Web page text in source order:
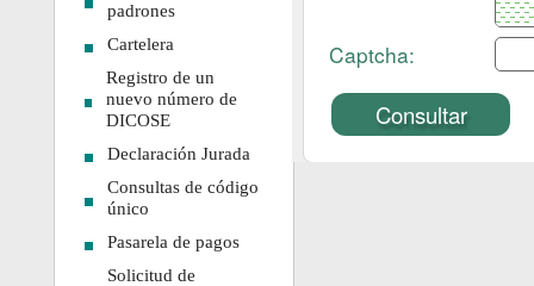
padrones
Cartelera
Registro de un
nuevo número de
DICOSE
Declaración Jurada
Consultas de código
único
Pasarela de pagos
Solicitud de